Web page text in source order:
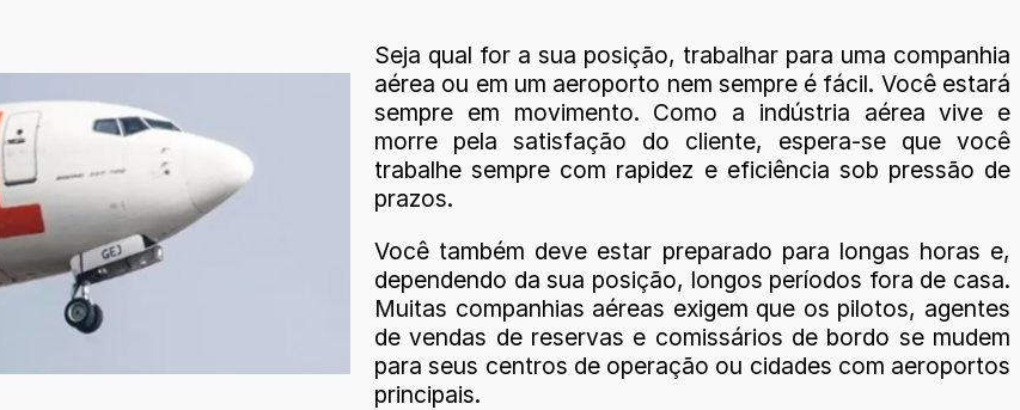
Seja qual for a sua posição, trabalhar para uma companhia
aérea ou em um aeroporto nem sempre é fácil. Você estará
sempre em movimento. Como a indústria aérea vive e
morre pela satisfação do cliente, espera-se que você
trabalhe sempre com rapidez e eficiência sob pressão de
prazos.
Você também deve estar preparado para longas horas e,
dependendo da sua posição, longos períodos fora de casa.
Muitas companhias aéreas exigem que os pilotos, agentes
de vendas de reservas e comissários de bordo se mudem
para seus centros de operação ou cidades com aeroportos
principais.